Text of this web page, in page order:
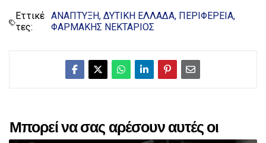
Εττικέ
τες:
ΑΝΑΠΤΥΞΗ ΔΥΤΙΚΗ ΕΛΛΑΔΑ ΠΕΡΙΦΕΡΕΙΑ
ΦΑΡΜΑΚΗΣ ΝΕΚΤΑΡΙΟΣ
Μπορεί να σας αρέσουν αυτές οι